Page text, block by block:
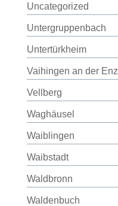
Uncategorized
Untergruppenbach
Untertürkheim
Vaihingen an der Enz
Vellberg
Waghäusel
Waiblingen
Waibstadt
Waldbronn
Waldenbuch